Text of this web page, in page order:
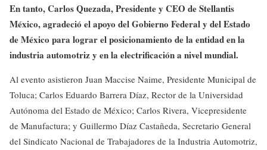
En tanto, Carlos Quezada, Presidente y CEO de Stellantis
México, agradeció el apoyo del Gobierno Federal y del Estado
de México para lograr el posicionamiento de la entidad en la
industria automotriz y en la electrificación a nivel mundial.
Al evento asistieron Juan Maccise Naime, Presidente Municipal de
Toluca; Carlos Eduardo Barrera Díaz, Rector de la Universidad
Autónoma del Estado de México; Carlos Rivera, Vicepresidente
de Manufactura; y Guillermo Díaz Castañeda, Secretario General
del Sindicato Nacional de Trabajadores de la Industria Automotriz,